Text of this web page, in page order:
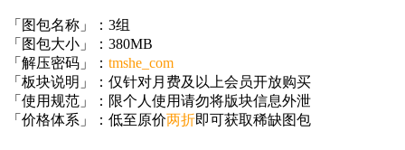
「图包名称」：3组
「图包大小」：380MB
「解压密码」： tmshe_com
「板块说明」：仅针对月费及以上会员开放购买
「使用规范」：限个人使用请勿将版块信息外泄
「价格体系」：低至原价两折即可获取稀缺图包